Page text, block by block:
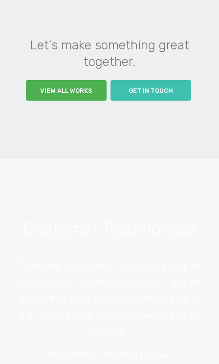
Let’s make something great
together.
VIEW ALL WORKS GET IN TOUCH